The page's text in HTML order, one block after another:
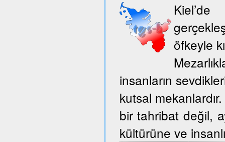
öfkeyle
insanların
kutsal
bir tahribat değil,
kültürüne ve